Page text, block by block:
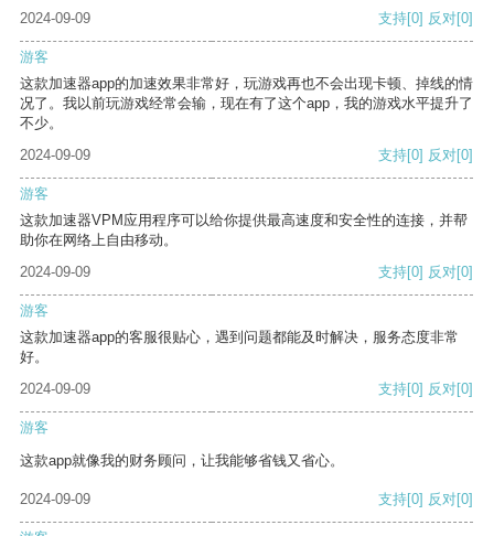
2024-09-09 支持[0] 反对[0]
游客
这款加速器app的加速效果非常好，玩游戏再也不会出现卡顿、掉线的情
况了。我以前玩游戏经常会输，现在有了这个app，我的游戏水平提升了
不少。
2024-09-09
支持[0] 反对[0]
游客
这款加速器VPM应用程序可以给你提供最高速度和安全性的连接，并帮
助你在网络上自由移动。
2024-09-09
支持[0] 反对[0]
游客
这款加速器app的客服很贴心，遇到问题都能及时解决，服务态度非常
好。
2024-09-09
支持[0] 反对[0]
游客
这款app就像我的财务顾问，让我能够省钱又省心。
2024-09-09 支持[0] 反对[0]